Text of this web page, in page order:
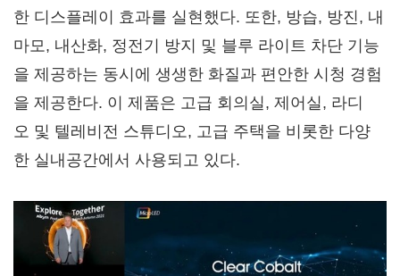
한 디스플레이 효과를 실현했다. 또한, 방습, 방진, 내
마모, 내산화, 정전기 방지 및 블루 라이트 차단 기능
을 제공하는 동시에 생생한 화질과 편안한 시청 경험
을 제공한다. 이 제품은 고급 회의실, 제어실, 라디
오 및 텔레비전 스튜디오, 고급 주택을 비롯한 다양
한 실내공간에서 사용되고 있다.